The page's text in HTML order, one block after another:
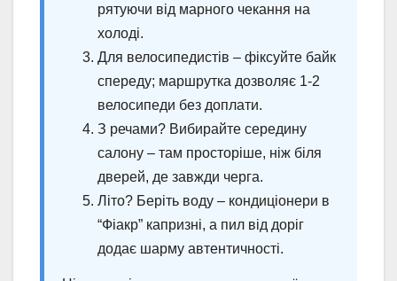
рятуючи від марного чекання на
холоді.
Для велосипедистів – фіксуйте байк
спереду; маршрутка дозволяє 1-2
велосипеди без доплати.
З речами? Вибирайте середину
салону – там просторіше, ніж біля
дверей, де завжди черга.
Літо? Беріть воду – кондиціонери в
“Фіакр” капризні, а пил від доріг
додає шарму автентичності.